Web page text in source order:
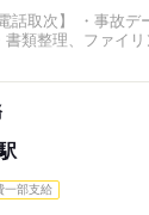
話取次】 ・事故デ
類整理、ファイ
一部支給